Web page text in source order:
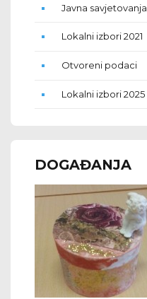
Javna savjetovanja
Lokalni izbori 2021
Otvoreni podaci
Lokalni izbori 2025
DOGAĐANJA